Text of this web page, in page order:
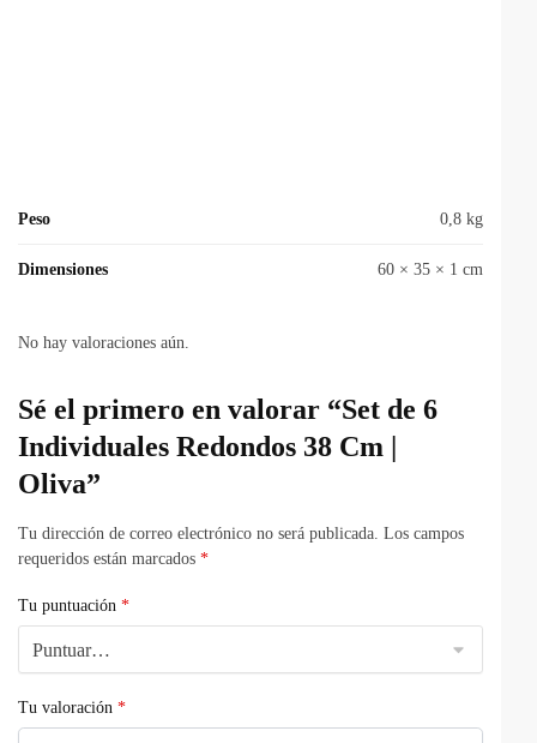
Peso 0,8 kg
Dimensiones 60 × 35 × 1 cm
No hay valoraciones aún.
Sé el primero en valorar “Set de 6
Individuales Redondos 38 Cm |
Oliva”
Tu dirección de correo electrónico no será publicada. Los campos
requeridos están marcados *
Tu puntuación *
Tu valoración *